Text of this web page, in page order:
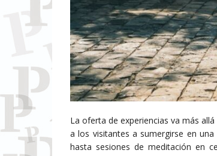
La oferta de experiencias va más
a los visitantes a sumergirse en
hasta sesiones de meditación en